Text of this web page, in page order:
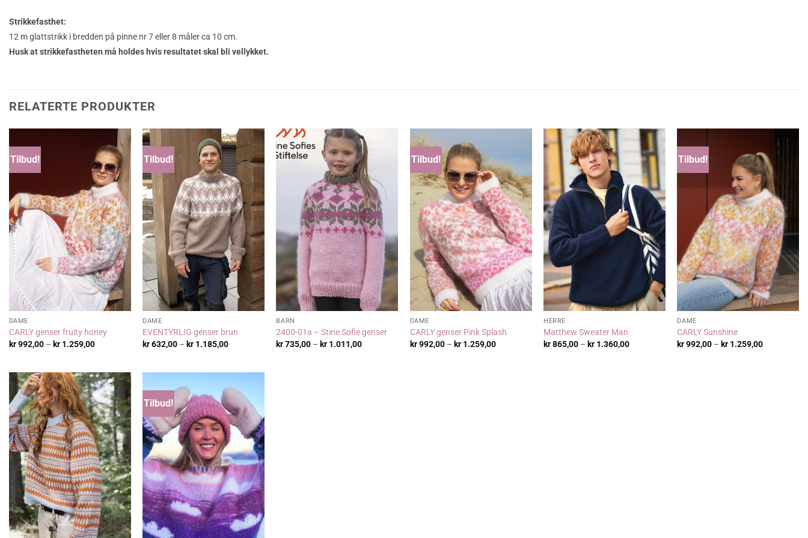
Strikkefasthet:
12 m glattstrikk i bredden på pinne nr 7 eller 8 måler ca 10 cm.
Husk at strikkefastheten må holdes hvis resultatet skal bli vellykket.
RELATERTE PRODUKTER
Tilbud!
DAME
CARLY genser fruity honey
kr992,00 – kr1.259,00Prisområde:
Tilbud!
DAME
EVENTYRLIG genser brun
kr632,00 – kr 1.185,00Prisområde:
BARN
2400-01a – Stine Sofie genser
kr735,00 – kr 1.011,00Prisområde:
Tilbud!
DAME
CARLY genser Pink Splash
kr992,00 – kr1.259,00Prisområde:
HERRE
Matthew Sweater Man
kr865,00 – kr 1.360,00Prisområde:
Tilbud!
DAME
CARLY Sunshine
kr992,00 – kr 1.259,00Prisområde:
Tilbud!